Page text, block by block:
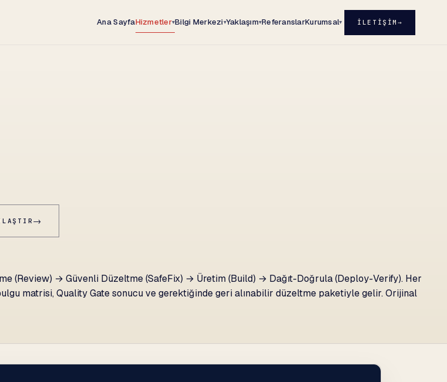
Ana SayfaHizmetler▾Bilgi Merkezi▾Yaklaşım▾ReferanslarKurumsal▾ İLETIŞIM →
→
(Review) → Güvenli Düzeltme (SafeFix) → Üretim (Build) → Dağıt-Doğrula (Deploy-Verify). Her
matrisi, Quality Gate sonucu ve gerektiğinde geri alınabilir düzeltme paketiyle gelir. Orijinal